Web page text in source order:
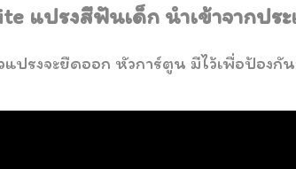
แปรงสีฟันเด็ก นำเข้าจากปร
รงจะยืดออก หัวการ์ตูน มีไว้เพื่อป้องกั